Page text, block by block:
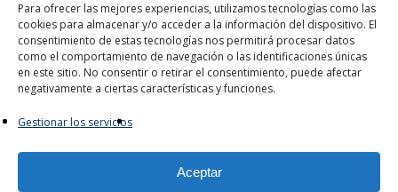
Para ofrecer las mejores experiencias, utilizamos tecnologías como las
cookies para almacenar y/o acceder a la información del dispositivo. El
consentimiento de estas tecnologías nos permitirá procesar datos
como el comportamiento de navegación o las identificaciones únicas
en este sitio. No consentir o retirar el consentimiento, puede afectar
negativamente a ciertas características y funciones.
Gestionar los servicios
Aceptar